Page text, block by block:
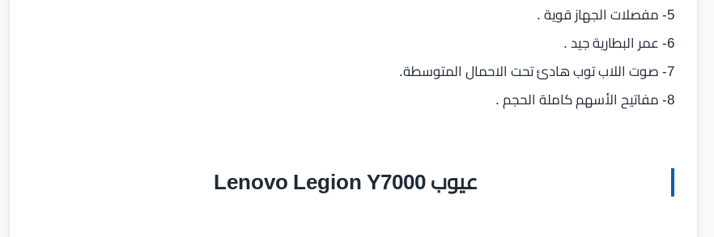
5- مفصلات الجهاز قوية .
6- عمر البطارية جيد .
7- صوت اللاب توب هادئ تحت الاحمال المتوسطة.
8- مفاتيح الأسهم كاملة الحجم .
عيوب Lenovo Legion Y7000